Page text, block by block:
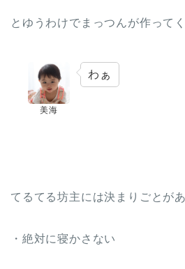
とゆうわけでまっつんが作って
美海
わぁ
てるてる坊主には決まりごとが
・絶対に寝かさない